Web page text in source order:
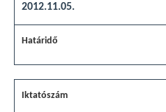
2012.11.05.